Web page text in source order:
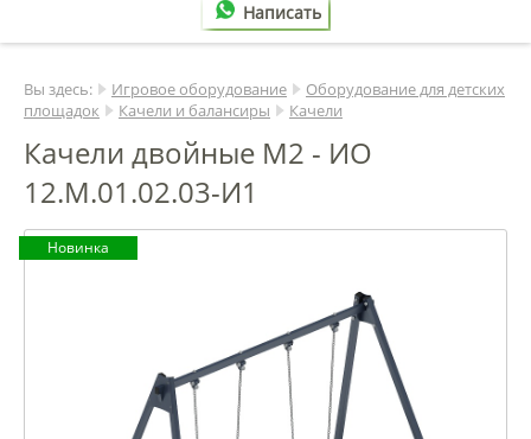
Написать
Вы здесь: Игровое оборудование
Оборудование для детских
площадок
Качели и балансиры Качели
Качели двойные М2 - ИО
12.М.01.02.03-И1
Новинка